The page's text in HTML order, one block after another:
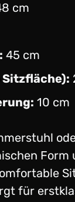
cm
45 cm
Sitzfläche):
10 cm
für